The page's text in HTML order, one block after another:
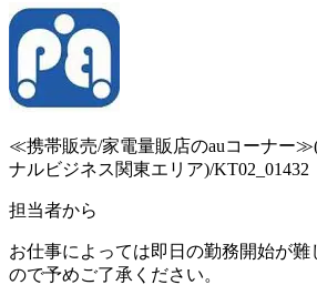
≪携帯販売/家電量販店のauコーナー
ナルビジネス関東エリア)/KT02_01432
担当者から
お仕事によっては即日の勤務開始が
ので予めご了承ください。